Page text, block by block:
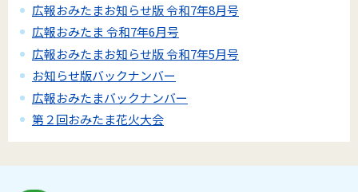
広報おみたまお知らせ版 令和7年8月号
広報おみたま 令和7年6月号
広報おみたまお知らせ版 令和7年5月号
お知らせ版バックナンバー
広報おみたまバックナンバー
第２回おみたま花火大会